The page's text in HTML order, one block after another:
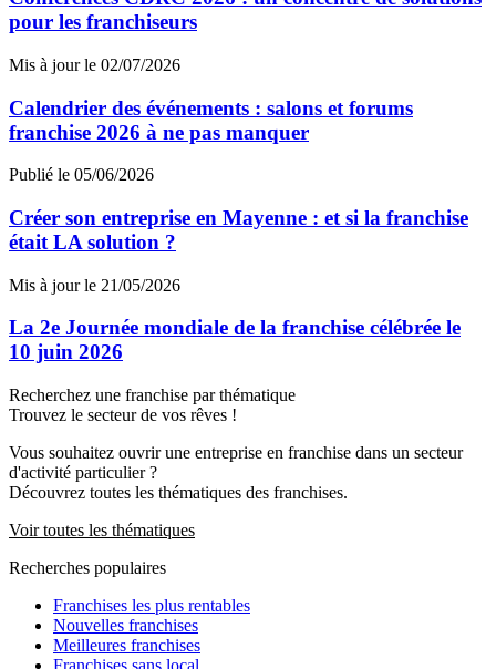
pour les franchiseurs
Mis à jour le 02/07/2026
Calendrier des événements : salons et forums
franchise 2026 à ne pas manquer
Publié le 05/06/2026
Créer son entreprise en Mayenne : et si la franchise
était LA solution ?
Mis à jour le 21/05/2026
La 2e Journée mondiale de la franchise célébrée le
10 juin 2026
Recherchez une franchise par thématique
Trouvez le secteur de vos rêves !
Vous souhaitez ouvrir une entreprise en franchise dans un secteur
d'activité particulier ?
Découvrez toutes les thématiques des franchises.
Voir toutes les thématiques
Recherches populaires
Franchises les plus rentables
Nouvelles franchises
Meilleures franchises